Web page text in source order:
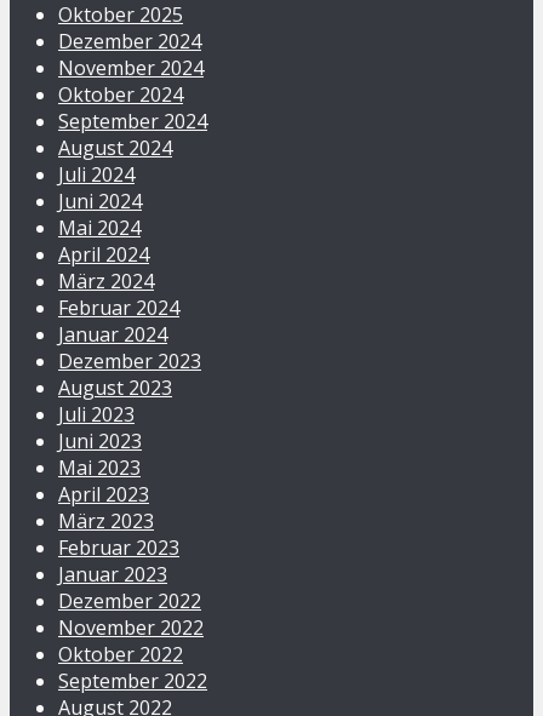
Oktober 2025
Dezember 2024
November 2024
Oktober 2024
September 2024
August 2024
Juli 2024
Juni 2024
Mai 2024
April 2024
März 2024
Februar 2024
Januar 2024
Dezember 2023
August 2023
Juli 2023
Juni 2023
Mai 2023
April 2023
März 2023
Februar 2023
Januar 2023
Dezember 2022
November 2022
Oktober 2022
September 2022
August 2022